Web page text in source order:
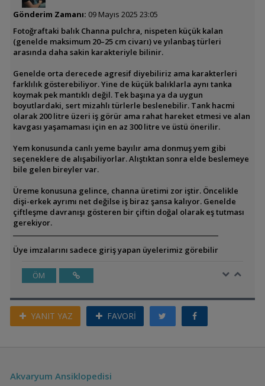
Gönderim Zamanı: 09 Mayıs 2025 23:05
Fotoğraftaki balık Channa pulchra, nispeten küçük kalan
(genelde maksimum 20–25 cm civarı) ve yılanbaş türleri
arasında daha sakin karakteriyle bilinir.
Genelde orta derecede agresif diyebiliriz ama karakterleri
farklılık gösterebiliyor. Yine de küçük balıklarla aynı tanka
koymak pek mantıklı değil. Tek başına ya da uygun
boyutlardaki, sert mizahlı türlerle beslenebilir. Tank hacmi
olarak 200 litre üzeri iş görür ama rahat hareket etmesi ve alan
kavgası yaşamaması için en az 300 litre ve üstü önerilir.
Yem konusunda canlı yeme bayılır ama donmuş yem gibi
seçeneklere de alışabiliyorlar. Alıştıktan sonra elde beslemeye
bile gelen bireyler var.
Üreme konusuna gelince, channa üretimi zor iştir. Öncelikle
dişi-erkek ayrımı net değilse iş biraz şansa kalıyor. Genelde
çiftleşme davranışı gösteren bir çiftin doğal olarak eş tutması
gerekiyor.
Üye imzalarını sadece giriş yapan üyelerimiz görebilir
ÖM
YANIT YAZ FAVORİ
Akvaryum Ansiklopedisi